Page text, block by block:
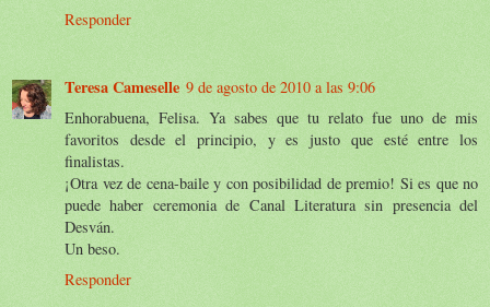
Responder
Teresa Cameselle 9 de agosto de 2010 a las 9:06
Enhorabuena, Felisa. Ya sabes que tu relato fue uno de mis
favoritos desde el principio, y es justo que esté entre los
finalistas.
¡Otra vez de cena-baile y con posibilidad de premio! Si es que no
puede haber ceremonia de Canal Literatura sin presencia del
Desván.
Un beso.
Responder